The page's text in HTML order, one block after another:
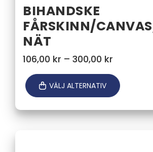
BIHANDSKE
FÅRSKINN/
NÄT
106,00 kr – 300,00 kr
till
300,00 kr
VÄLJ ALTERNATIV